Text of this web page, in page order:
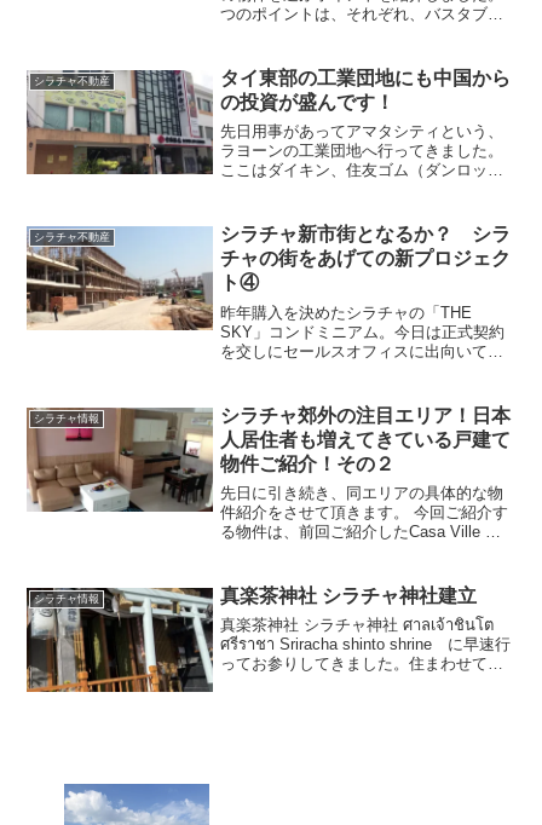
つのポイントは、それぞれ、バスタブが
事、ということでしたね。上記のポイン
トから考えてみると...
シラチャ不動産
タイ東部の工業団地にも中国から
の投資が盛んです！
先日用事があってアマタシティという、
ラヨーンの工業団地へ行ってきました。
ここはダイキン、住友ゴム（ダンロッ
が入っている最も開発が進んでいる工業
団地の一つなのです。ここで...
シラチャ不動産
シラチャ新市街となるか？ シラ
チャの街をあげての新プロジェク
ト④
昨年購入を決めたシラチャの「THE
SKY」コンドミニアム。今日は正式契約
を交しにセールスオフィスに出向いてき
はソファーでゆったりとくつろいでいま
す。（笑）いい身分です...
シラチャ情報
シラチャ郊外の注目エリア！日本
人居住者も増えてきている戸建て
物件ご紹介！その２
先日に引き続き、同エリアの具体的な物
件紹介をさせて頂きます。 今回ご紹介す
る物件は、前回ご紹介したCasa Ville よ
ゆったりできるスペースを確保したい方
にはぴった...
シラチャ情報 真楽茶神社 シラチャ神社建立
真楽茶神社 シラチャ神社 ศาลเจ้าชินโต
ศรีราชา Sriracha shinto shrine に早速行
ってお参りしてきました。住まわせて頂